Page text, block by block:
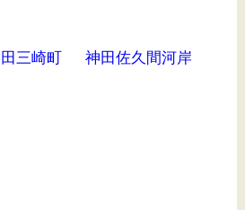
三崎町
神田佐久間河岸